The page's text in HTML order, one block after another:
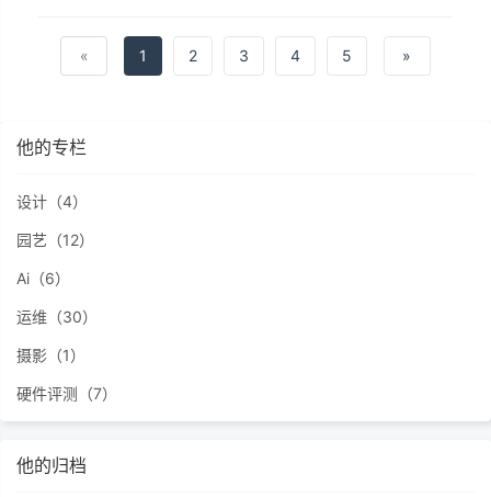
« 1 2 3 4 5 »
他的专栏
设计（4）
园艺（12）
Ai（6）
运维（30）
摄影（1）
硬件评测（7）
他的归档